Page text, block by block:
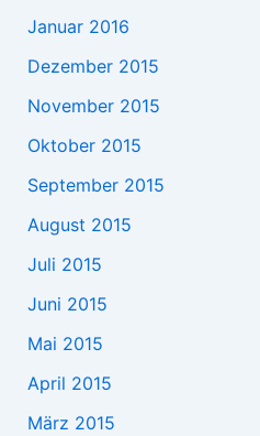
Januar 2016
Dezember 2015
November 2015
Oktober 2015
September 2015
August 2015
Juli 2015
Juni 2015
Mai 2015
April 2015
März 2015